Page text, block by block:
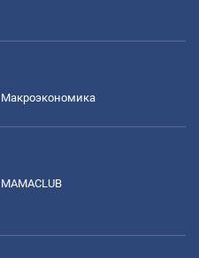
Mакроэкономика
MAMACLUB